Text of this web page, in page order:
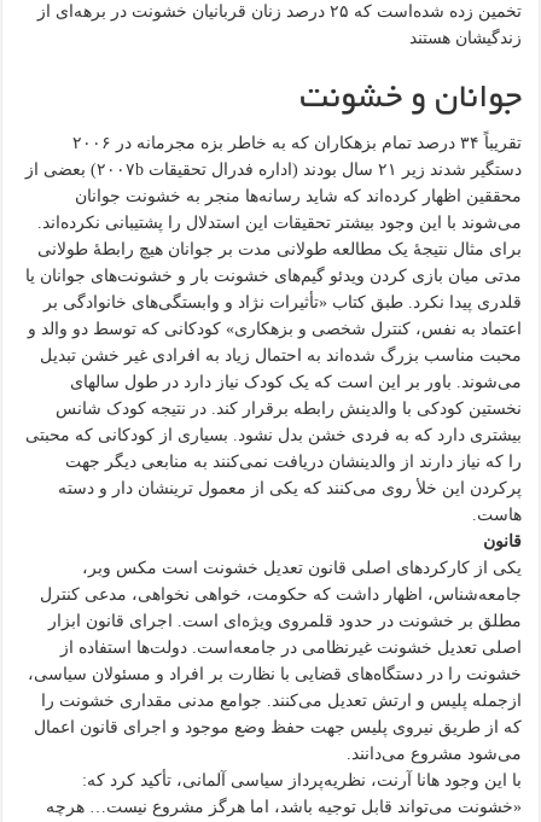
تخمین زده شده‌است که ۲۵ درصد زنان قربانیان خشونت در برهه‌ای از
زندگیشان هستند
جوانان و خشونت
تقریباً ۳۴ درصد تمام بزهکاران که به خاطر بزه مجرمانه در ۲۰۰۶
دستگیر شدند زیر ۲۱ سال بودند (اداره فدرال تحقیقات ۲۰۰۷b) بعضی از
محققین اظهار کرده‌اند که شاید رسانه‌ها منجر به خشونت جوانان
می‌شوند با این وجود بیشتر تحقیقات این استدلال را پشتیبانی نکرده‌اند.
برای مثال نتیجهٔ یک مطالعه طولانی مدت بر جوانان هیچ رابطهٔ طولانی
مدتی میان بازی کردن ویدئو گیم‌های خشونت بار و خشونت‌های جوانان یا
قلدری پیدا نکرد. طبق کتاب «تأثیرات نژاد و وابستگی‌های خانوادگی بر
اعتماد به نفس، کنترل شخصی و بزهکاری» کودکانی که توسط دو والد و
محبت مناسب بزرگ شده‌اند به احتمال زیاد به افرادی غیر خشن تبدیل
می‌شوند. باور بر این است که یک کودک نیاز دارد در طول سالهای
نخستین کودکی با والدینش رابطه برقرار کند. در نتیجه کودک شانس
بیشتری دارد که به فردی خشن بدل نشود. بسیاری از کودکانی که محبتی
را که نیاز دارند از والدینشان دریافت نمی‌کنند به منابعی دیگر جهت
پرکردن این خلأ روی می‌کنند که یکی از معمول ترینشان دار و دسته
هاست.
قانون
یکی از کارکردهای اصلی قانون تعدیل خشونت است مکس وبر،
جامعه‌شناس، اظهار داشت که حکومت، خواهی نخواهی، مدعی کنترل
مطلق بر خشونت در حدود قلمروی ویژه‌ای است. اجرای قانون ابزار
اصلی تعدیل خشونت غیرنظامی در جامعه‌است. دولت‌ها استفاده از
خشونت را در دستگاه‌های قضایی با نظارت بر افراد و مسئولان سیاسی،
ازجمله پلیس و ارتش تعدیل می‌کنند. جوامع مدنی مقداری خشونت را
که از طریق نیروی پلیس جهت حفظ وضع موجود و اجرای قانون اعمال
می‌شود مشروع می‌دانند.
با این وجود هانا آرنت، نظریه‌پرداز سیاسی آلمانی، تأکید کرد که:
«خشونت می‌تواند قابل توجیه باشد، اما هرگز مشروع نیست… هرچه